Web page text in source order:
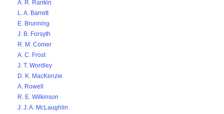
A. R. Rankin
L. A. Barrett
E. Brunning
J. B. Forsyth
R. M. Comer
A. C. Frost
J. T. Wordley
D. K. MacKenzie
A. Rowell
R. E. Wilkinson
J. J. A. McLaughlin